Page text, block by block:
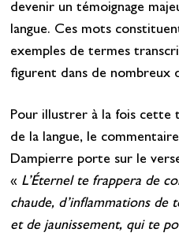
devenir un témoignage
langue. Ces mots
exemples de termes
figurent dans de nombreux
Pour illustrer à la fois cette
de la langue, le
Dampierre porte sur le
« L’Éternel te frappera de
chaude, d’inflammations de
et de jaunissement, qui te